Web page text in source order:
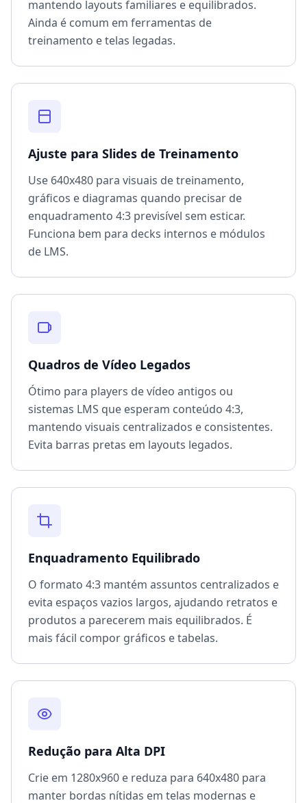
mantendo layouts familiares e equilibrados.
Ainda é comum em ferramentas de
treinamento e telas legadas.
Ajuste para Slides de Treinamento
Use 640x480 para visuais de treinamento,
gráficos e diagramas quando precisar de
enquadramento 4:3 previsível sem esticar.
Funciona bem para decks internos e módulos
de LMS.
Quadros de Vídeo Legados
Ótimo para players de vídeo antigos ou
sistemas LMS que esperam conteúdo 4:3,
mantendo visuais centralizados e consistentes.
Evita barras pretas em layouts legados.
Enquadramento Equilibrado
O formato 4:3 mantém assuntos centralizados e
evita espaços vazios largos, ajudando retratos e
produtos a parecerem mais equilibrados. É
mais fácil compor gráficos e tabelas.
Redução para Alta DPI
Crie em 1280x960 e reduza para 640x480 para
manter bordas nítidas em telas modernas e